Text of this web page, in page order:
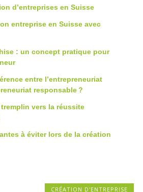
d’entreprises en Suisse
entreprise en Suisse avec
: un concept pratique pour
entre l’entrepreneuriat
responsable ?
vers la réussite
à éviter lors de la création
CRÉATION D'ENTREPRISE